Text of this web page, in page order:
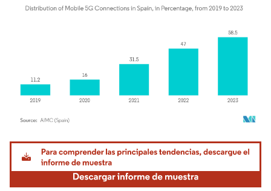
Imagen © Mordor Intelligence. El uso requiere atribución según CC BY 4.0.